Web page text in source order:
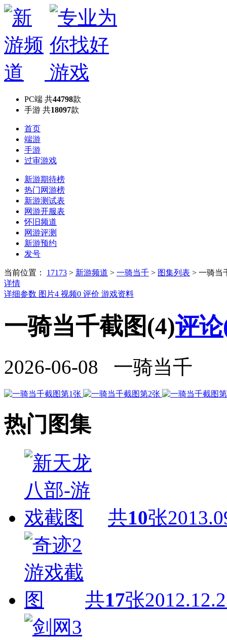
PC端 共44798款
手游 共18097款
首页
端游
手游
过审游戏
新游期待榜
热门网游榜
新游测试表
网游开服表
怀旧频道
网游评测
新游预约
发号
当前位置： 17173 > 新游频道 > 一骑当千 > 图集列表 > 一骑当
详情
详细参数 图片4 视频0 评价 游戏资料
一骑当千截图(4)评
2026-06-08 一骑当千
热门图集
共10张
共17张